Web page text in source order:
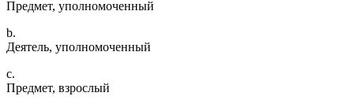
Предмет, уполномоченный
b.
Деятель, уполномоченный
c.
Предмет, взрослый